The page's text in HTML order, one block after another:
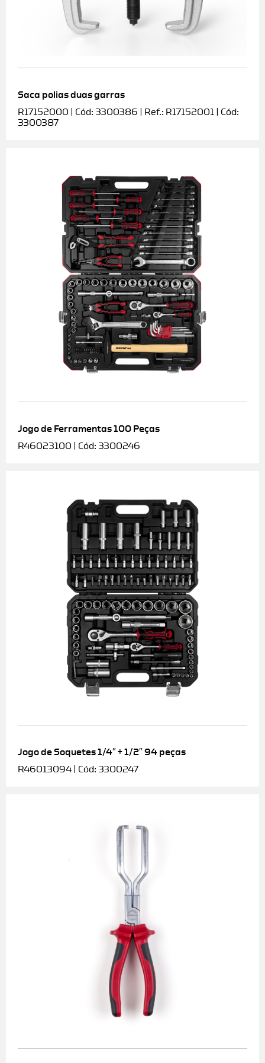
Saca polias duas garras
R17152000 | Cód: 3300386 | Ref.: R17152001 | Cód:
3300387
Jogo de Ferramentas 100 Peças
R46023100 | Cód: 3300246
Jogo de Soquetes 1/4″ + 1/2″ 94 peças
R46013094 | Cód: 3300247